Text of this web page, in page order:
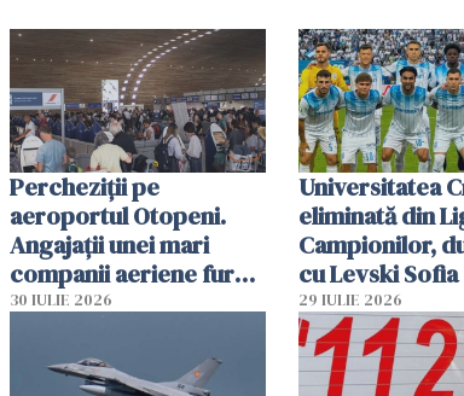
Percheziții pe
aeroportul Otopeni.
Angajații unei mari
companii aeriene furau
parfumuri, ceasuri și
vânzării
30 IULIE 2026
Universitatea
eliminată din
Campionilor,
cu Levski Sofia
29 IULIE 2026